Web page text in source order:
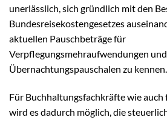
unerlässlich, sich gründlich mit den
Bundesreisekostengesetzes
aktuellen Pauschbeträge für
Verpflegungsmehraufwendungen und
Übernachtungspauschalen zu kennen.
Für Buchhaltungsfachkräfte wie auch
wird es dadurch möglich, die